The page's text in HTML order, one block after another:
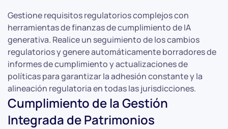
Gestione requisitos regulatorios complejos con
herramientas de finanzas de cumplimiento de IA
generativa. Realice un seguimiento de los cambios
regulatorios y genere automáticamente borradores de
informes de cumplimiento y actualizaciones de
políticas para garantizar la adhesión constante y la
alineación regulatoria en todas las jurisdicciones.
Cumplimiento de la Gestión
Integrada de Patrimonios